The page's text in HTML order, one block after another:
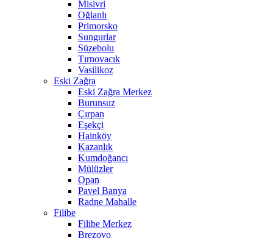
Misivri
Oğlanlı
Primorsko
Sungurlar
Süzebolu
Tırnovacık
Vasilikoz
Eski Zağra
Eski Zağra Merkez
Burunsuz
Çırpan
Eşekçi
Hainköy
Kazanlık
Kumdoğancı
Mülüzler
Opan
Pavel Banya
Radne Mahalle
Filibe
Filibe Merkez
Brezovo